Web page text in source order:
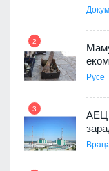
2
Русе
3
АЕЦ